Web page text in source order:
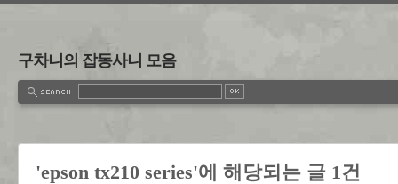
구차니의 잡동사니 모음
'epson tx210 series'에 해당되는 글 1건